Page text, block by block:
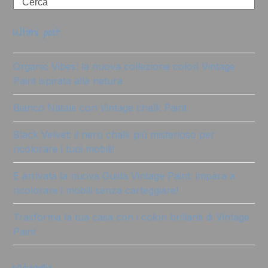
ultimi post
Organic Vibes: la nuova collezione colori Vintage
Paint ispirata alla natura
Bianco Natale con Vintage chalk Paint
Black Velvet: il nero chalk più misterioso per
ricolorare i tuoi mobili!
È arrivata la nuova Guida Vintage Paint: impara a
ricolorare i mobili senza carteggiare!
Trasforma la tua casa con i colori brillanti di Vintage
Paint